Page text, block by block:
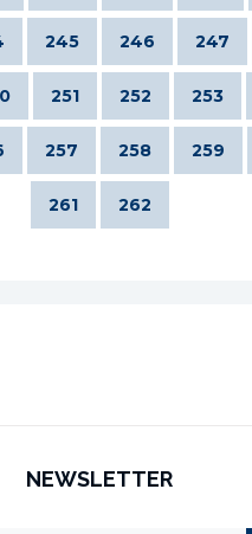
245 246 247
251 252 253
257 258 259
261 262
NEWSLETTER